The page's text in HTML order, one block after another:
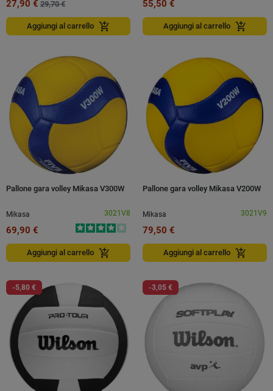
27,90 € 29,70 €
Aggiungi al carrello add_shopping_cart
55,50 €
Aggiungi al carrello add_shopping_cart
Pallone gara volley Mikasa V300W
Mikasa 3021V8
69,90 €
Aggiungi al carrello add_shopping_cart
Pallone gara volley Mikasa V200W
Mikasa 3021V9
79,50 €
Aggiungi al carrello add_shopping_cart
-5,80 € -3,05 €